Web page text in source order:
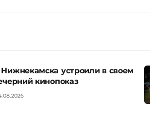
устроили в своем
кинопоказ